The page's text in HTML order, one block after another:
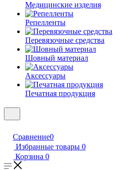
Медицинские изделия
Репелленты
Перевязочные средства
Шовный материал
Аксессуары
Печатная продукция
Сравнение0
Избранные товары 0
Корзина 0